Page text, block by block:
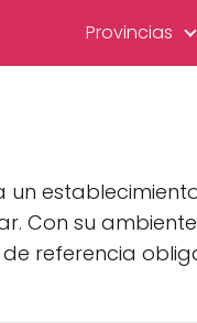
Provincias
un
Con su
referencia